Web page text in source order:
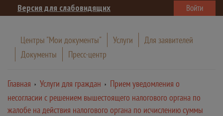
Версия для слабовидящих Войти
Центры "Мои документы" Услуги
Для заявителей
Документы
Пресс-центр
Главная Услуги для граждан
Прием уведомления о
несогласии с решением вышестоящего налогового органа по
жалобе на действия налогового органа по исчислению суммы